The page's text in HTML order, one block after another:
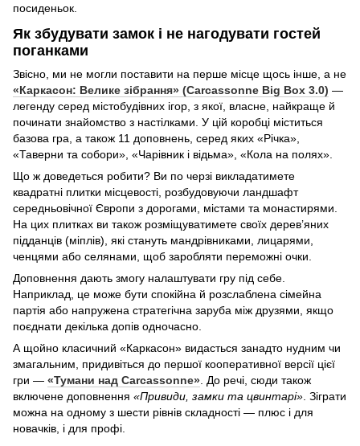
посиденьок.
Як збудувати замок і не нагодувати гостей
поганками
Звісно, ми не могли поставити на перше місце щось інше, а не
«Каркасон: Велике зібрання» (Carcassonne Big Box 3.0) —
легенду серед містобудівних ігор, з якої, власне, найкраще й
починати знайомство з настілками. У цій коробці міститься
базова гра, а також 11 доповнень, серед яких «Річка»,
«Таверни та собори», «Чарівник і відьма», «Кола на полях».
Що ж доведеться робити? Ви по черзі викладатимете
квадратні плитки місцевості, розбудовуючи ландшафт
середньовічної Європи з дорогами, містами та монастирями.
На цих плитках ви також розміщуватимете своїх дерев’яних
підданців (міплів), які стануть мандрівниками, лицарями,
ченцями або селянами, щоб заробляти переможні очки.
Доповнення дають змогу налаштувати гру під себе.
Наприклад, це може бути спокійна й розслаблена сімейна
партія або напружена стратегічна заруба між друзями, якщо
поєднати декілька допів одночасно.
А щойно класичний «Каркасон» видасться занадто нудним чи
змагальним, придивіться до першої кооперативної версії цієї
гри — «Тумани над Carcassonne» . До речі, сюди також
включене доповнення «Привиди, замки та цвинтарі» . Зіграти
можна на одному з шести рівнів складності — плюс і для
новачків, і для профі.